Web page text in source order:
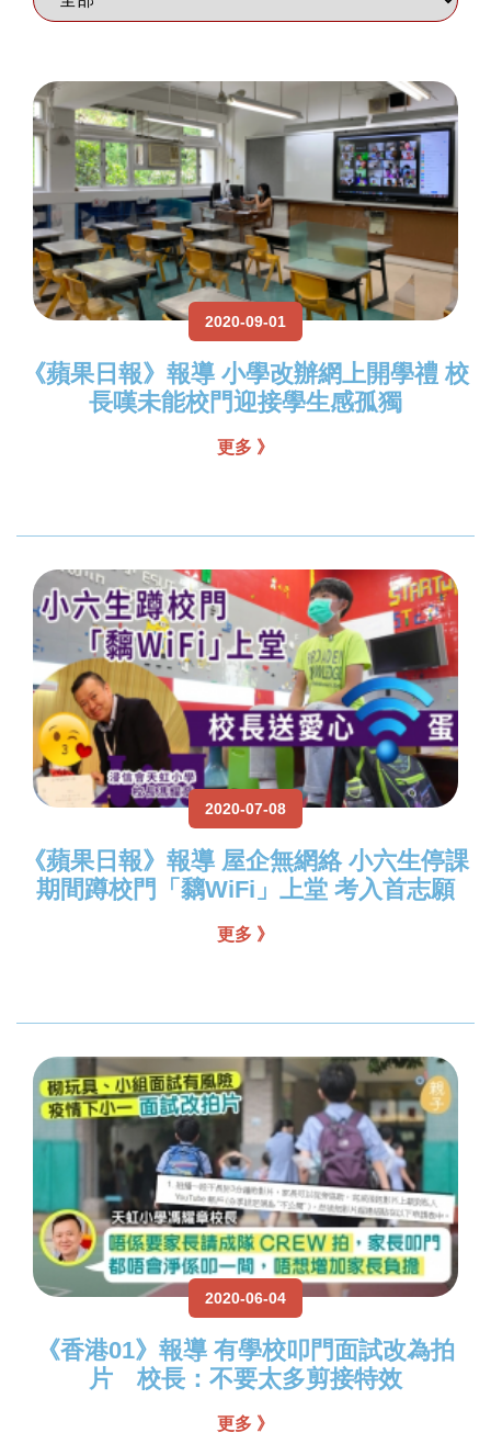
2020-09-01
《蘋果日報》報導 小學改辦網上開學禮 校
長嘆未能校門迎接學生感孤獨
更多 》
2020-07-08
《蘋果日報》報導 屋企無網絡 小六生停課
期間蹲校門「黐WiFi」上堂 考入首志願
更多 》
2020-06-04
《香港01》報導 有學校叩門面試改為拍
片 校長：不要太多剪接特效
更多 》